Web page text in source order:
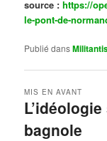
source :https://
le-pont-de-
Publié dans
bagnole
MIS EN AVANT